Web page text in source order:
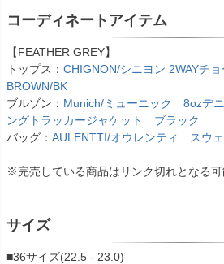
コーディネートアイテム
【FEATHER GREY】
トップス： CHIGNON/シニヨン 2WAYチ
BROWN/BK
ブルゾン： Munich/ミューニック 8ozデ
ングトラッカージャケット ブラック
バッグ： AULENTTI/オウレンティ スウ
※完売している商品はリンク切れとなる可
サイズ
■36サイズ(22.5 - 23.0)